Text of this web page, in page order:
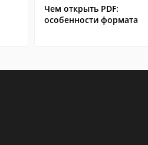
Чем открыть PDF:
особенности формата